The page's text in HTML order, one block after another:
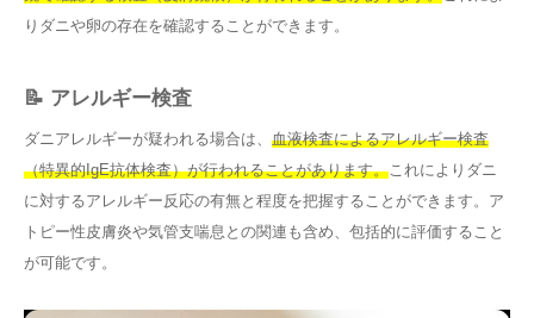
りダニや卵の存在を確認することができます。
📝 アレルギー検査
ダニアレルギーが疑われる場合は、 血液検査によるアレルギー検査
（特異的IgE抗体検査）が行われることがあります。 これによりダニ
に対するアレルギー反応の有無と程度を把握することができます。ア
トピー性皮膚炎や気管支喘息との関連も含め、包括的に評価すること
が可能です。